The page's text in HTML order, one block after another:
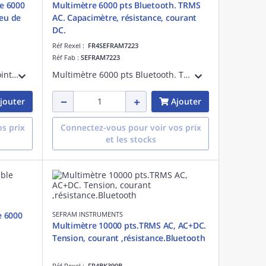
6000
de
Multimètre numérique 6000 points. TRMS AC. Tension 1000VDC/750VAC. Courant 10A AC/DC. Résistance 60 Mohms. Beep de continuité. Fréquencemètre et Capacimètre. Mode MIN-MAX, mémoire. livré avec un jeu cordons. CEI1010 CATIV 600V.
prix
Multimètre 6000 pts Bluetooth. TRMS
AC. Capacimètre, résistance, courant
DC.
Réf Rexel : FR4SEFRAM7223
Réf Fab : SEFRAM7223
Multimètre 6000 pts Bluetooth. TRMS AC.Capacimètre,résistance,courantAC, DC.Détection tension sans contact. Mesure Lo Impédance.Datalogger. Mesure de tension 1500Vmax AC/DC.Application panneaux photovoltaiques.
Ajouter
Connectez-vous pour voir vos prix
et les stocks
SEFRAM INSTRUMENTS
Multimètre 10000 pts.TRMS AC, AC+DC.
Tension, courant ,résistance.Bluetooth